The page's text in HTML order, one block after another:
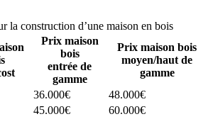
la construction d’une maison en bois
Prix maison
bois
entrée de
gamme
Prix maison bois
moyen/haut de
gamme
36.000€
48.000€
45.000€
60.000€